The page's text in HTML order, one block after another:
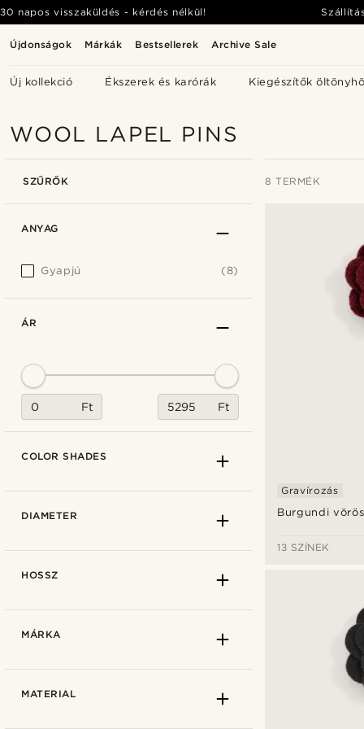
Újdonságok Márkák Bestsellerek Archive Sale
Új kollekció Ékszerek és karórák Kiegészítők
30 napos visszaküldés - kérdés nélkül!
WOOL LAPEL PINS
SZŰRŐK 8 TERMÉK
Burgundi
Gravírozás
13 SZÍNEK
ANYAG
Gyapjú (8)
ÁR
Ft Ft
COLOR SHADES
DIAMETER
HOSSZ
MÁRKA
MATERIAL